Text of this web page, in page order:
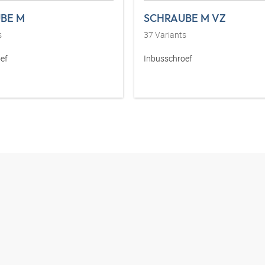
M SCHRAUBE M VZ
37 Variants
Inbusschroef